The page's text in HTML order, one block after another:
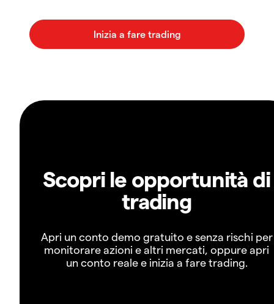
Scopri le opportunità di
trading
Apri un conto demo gratuito e senza rischi per
monitorare azioni e altri mercati, oppure apri
un conto reale e inizia a fare trading.